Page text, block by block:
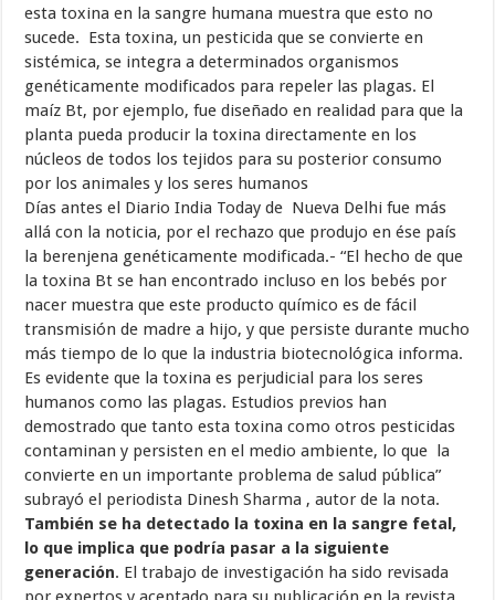
esta toxina en la sangre humana muestra que esto no
sucede. Esta toxina, un pesticida que se convierte en
sistémica, se integra a determinados organismos
genéticamente modificados para repeler las plagas. El
maíz Bt, por ejemplo, fue diseñado en realidad para que la
planta pueda producir la toxina directamente en los
núcleos de todos los tejidos para su posterior consumo
por los animales y los seres humanos
Días antes el Diario India Today de Nueva Delhi fue más
allá con la noticia, por el rechazo que produjo en ése país
la berenjena genéticamente modificada.- “El hecho de que
la toxina Bt se han encontrado incluso en los bebés por
nacer muestra que este producto químico es de fácil
transmisión de madre a hijo, y que persiste durante mucho
más tiempo de lo que la industria biotecnológica informa.
Es evidente que la toxina es perjudicial para los seres
humanos como las plagas. Estudios previos han
demostrado que tanto esta toxina como otros pesticidas
contaminan y persisten en el medio ambiente, lo que la
convierte en un importante problema de salud pública”
subrayó el periodista Dinesh Sharma , autor de la nota.
También se ha detectado la toxina en la sangre fetal,
lo que implica que podría pasar a la siguiente
generación. El trabajo de investigación ha sido revisada